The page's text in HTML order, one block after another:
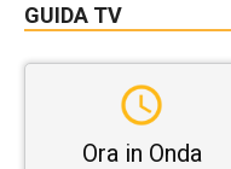
GUIDA TV
Ora in Onda